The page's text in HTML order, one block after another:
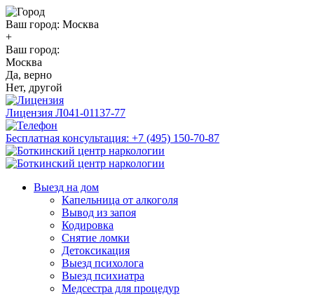
Ваш город: Москва
+
Ваш город:
Москва
Да, верно
Нет, другой
Лицензия Л041-01137-77
Бесплатная консультация: +7 (495) 150-70-87
Выезд на дом
Капельница от алкоголя
Вывод из запоя
Кодировка
Снятие ломки
Детоксикация
Выезд психолога
Выезд психиатра
Медсестра для процедур